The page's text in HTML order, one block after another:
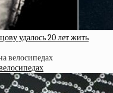
удалось 20 лет жить